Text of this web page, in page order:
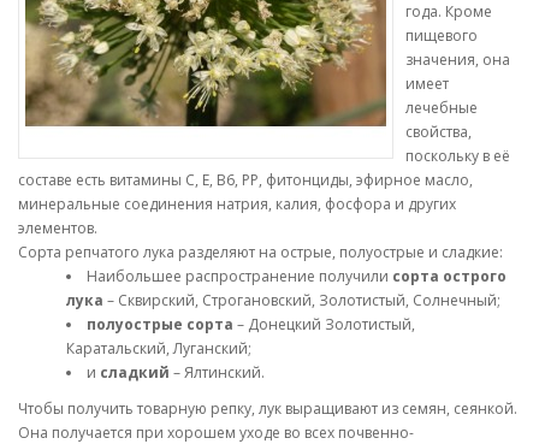
года. Кроме
пищевого
значения, она
имеет
лечебные
свойства,
поскольку в её
составе есть витамины С, Е, В6, РР, фитонциды, эфирное масло,
минеральные соединения натрия, калия, фосфора и других
элементов.
Сорта репчатого лука разделяют на острые, полуострые и сладкие:
Наибольшее распространение получили сорта острого
лука – Сквирский, Строгановский, Золотистый, Солнечный;
полуострые сорта – Донецкий Золотистый,
Каратальский, Луганский;
и сладкий – Ялтинский.
Чтобы получить товарную репку, лук выращивают из семян, сеянкой.
Она получается при хорошем уходе во всех почвенно-